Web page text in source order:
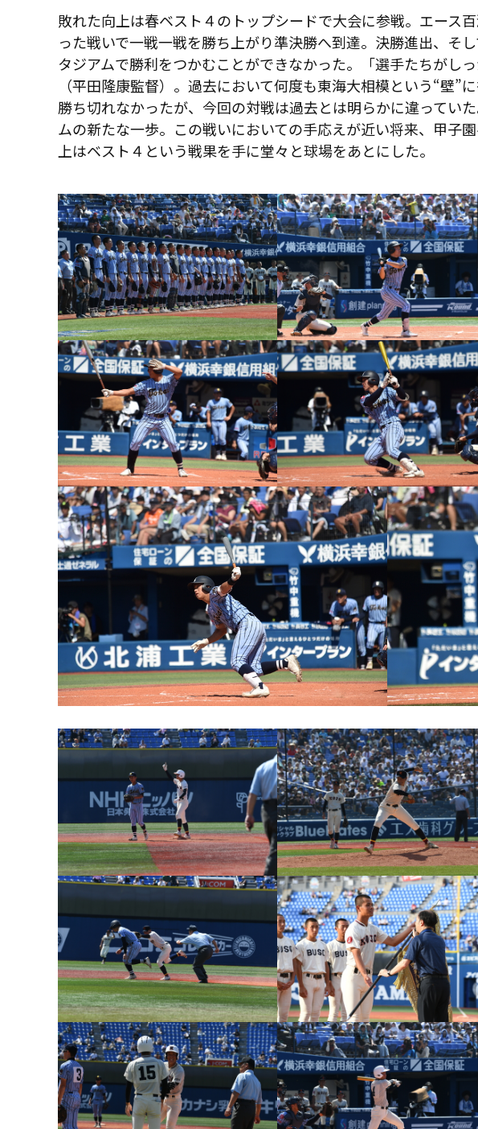
敗れた向上は春ベスト４のトップシードで大会に参戦。エース
った戦いで一戦一戦を勝ち上がり準決勝へ到達。決勝進出、そ
タジアムで勝利をつかむことができなかった。「選手たちがし
（平田隆康監督）。過去において何度も東海大相模という“壁”
勝ち切れなかったが、今回の対戦は過去とは明らかに違ってい
ムの新たな一歩。この戦いにおいての手応えが近い将来、甲子
上はベスト４という戦果を手に堂々と球場をあとにした。